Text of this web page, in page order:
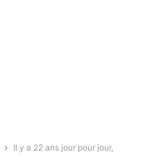
Il y a 22 ans jour pour jour,